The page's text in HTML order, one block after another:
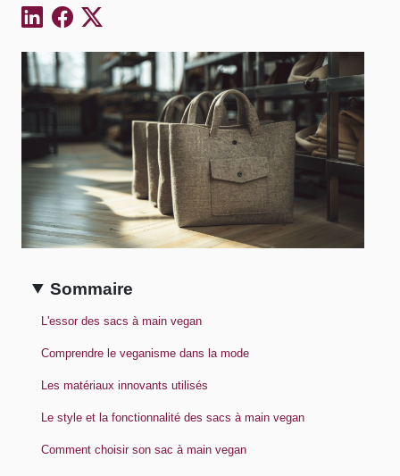
Sommaire
L'essor des sacs à main vegan
Comprendre le veganisme dans la mode
Les matériaux innovants utilisés
Le style et la fonctionnalité des sacs à main vegan
Comment choisir son sac à main vegan